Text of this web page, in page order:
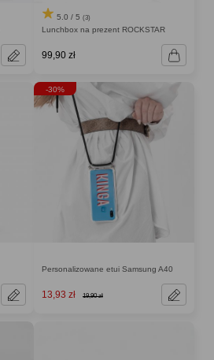
5.0 / 5 (3)
Lunchbox na prezent ROCKSTAR
99,90 zł
-30%
Personalizowane etui Samsung A40
13,93 zł 19,90 zł